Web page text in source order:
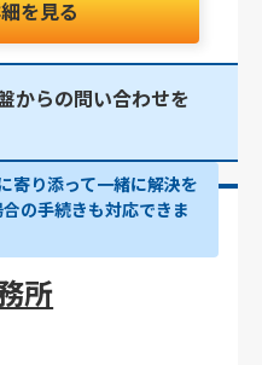
を見る
からの問い合わせを
寄り添って一緒に解決を
の手続きも対応できま
所